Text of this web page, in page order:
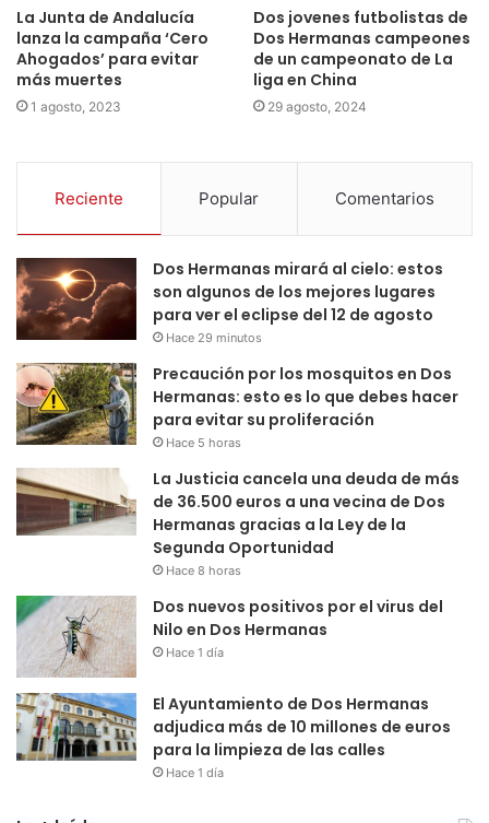
La Junta de Andalucía
lanza la campaña ‘Cero
Ahogados’ para evitar
más muertes
1 agosto, 2023
Dos jovenes futbolistas de
Dos Hermanas campeones
de un campeonato de La
liga en China
29 agosto, 2024
Reciente Popular Comentarios
Dos Hermanas mirará al cielo: estos
son algunos de los mejores lugares
para ver el eclipse del 12 de agosto
Hace 29 minutos
Precaución por los mosquitos en Dos
Hermanas: esto es lo que debes hacer
para evitar su proliferación
Hace 5 horas
La Justicia cancela una deuda de más
de 36.500 euros a una vecina de Dos
Hermanas gracias a la Ley de la
Segunda Oportunidad
Hace 8 horas
Dos nuevos positivos por el virus del
Nilo en Dos Hermanas
Hace 1 día
El Ayuntamiento de Dos Hermanas
adjudica más de 10 millones de euros
para la limpieza de las calles
Hace 1 día